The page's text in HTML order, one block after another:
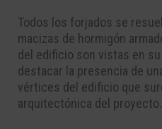
Todos los forjados se
macizas de hormigón
del edificio son vistas en
destacar la presencia de
vértices del edificio que
arquitectónica del proyecto.